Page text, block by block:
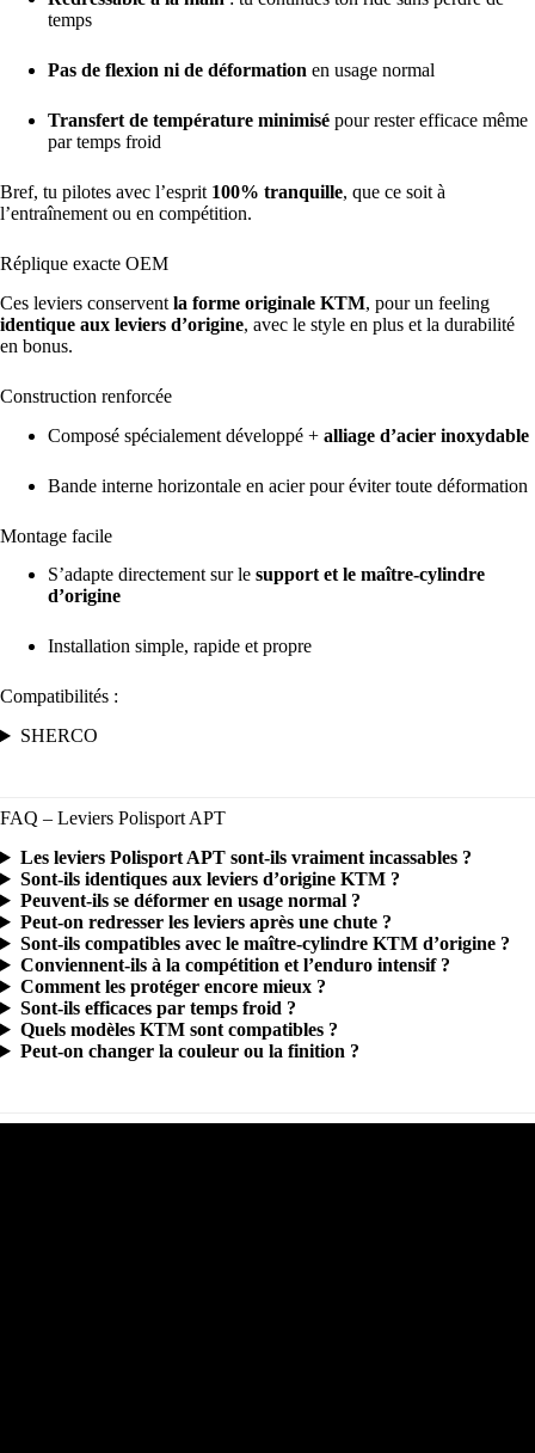
temps
Pas de flexion ni de déformation en usage normal
Transfert de température minimisé pour rester efficace même
par temps froid
Bref, tu pilotes avec l’esprit 100% tranquille, que ce soit à
l’entraînement ou en compétition.
Réplique exacte OEM
Ces leviers conservent la forme originale KTM, pour un feeling
identique aux leviers d’origine, avec le style en plus et la durabilité
en bonus.
Construction renforcée
Composé spécialement développé + alliage d’acier inoxydable
Bande interne horizontale en acier pour éviter toute déformation
Montage facile
S’adapte directement sur le support et le maître-cylindre
d’origine
Installation simple, rapide et propre
Compatibilités :
SHERCO
FAQ – Leviers Polisport APT
Les leviers Polisport APT sont-ils vraiment incassables ?
Sont-ils identiques aux leviers d’origine KTM ?
Peuvent-ils se déformer en usage normal ?
Peut-on redresser les leviers après une chute ?
Sont-ils compatibles avec le maître-cylindre KTM d’origine ?
Conviennent-ils à la compétition et l’enduro intensif ?
Comment les protéger encore mieux ?
Sont-ils efficaces par temps froid ?
Quels modèles KTM sont compatibles ?
Peut-on changer la couleur ou la finition ?